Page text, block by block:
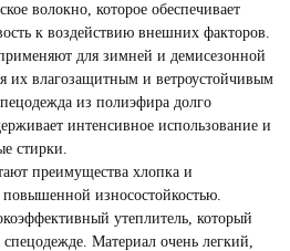
СПЕЦОДЕЖДА
ДЕМИСЕЗОННАЯ
Смотреть
волокно, которое обеспечивает
к воздействию внешних факторов.
для зимней и демисезонной
их влагозащитным и ветроустойчивым
из полиэфира долго
интенсивное использование и
стирки.
преимущества хлопка и
износостойкостью.
утеплитель, который
Материал очень легкий,